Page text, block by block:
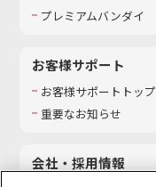
プレミアムバンダイ
お客様サポート
お客様サポートトップ
重要なお知らせ
会社・採用情報